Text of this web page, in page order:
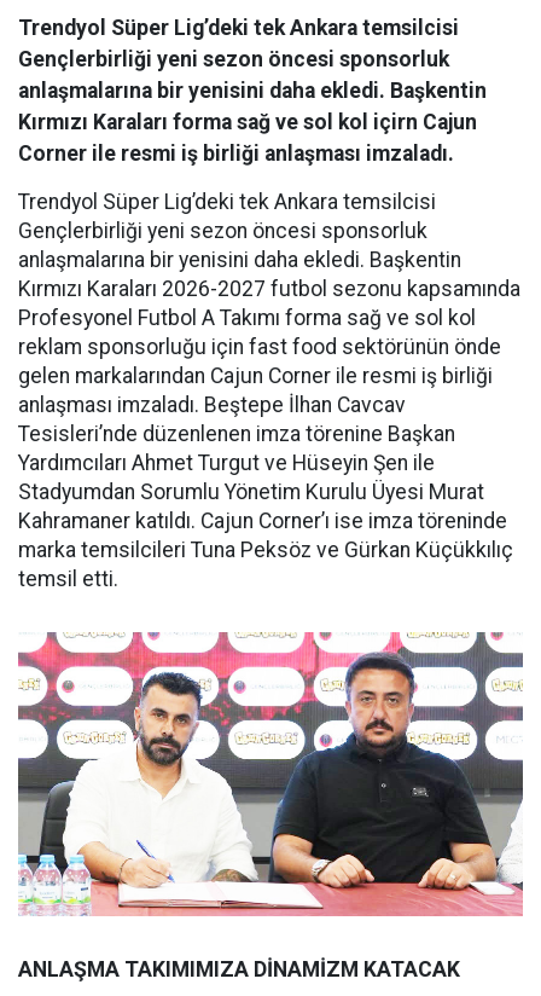
Trendyol Süper Lig’deki tek Ankara temsilcisi
Gençlerbirliği yeni sezon öncesi sponsorluk
anlaşmalarına bir yenisini daha ekledi. Başkentin
Kırmızı Karaları forma sağ ve sol kol içirn Cajun
Corner ile resmi iş birliği anlaşması imzaladı.
Trendyol Süper Lig’deki tek Ankara temsilcisi
Gençlerbirliği yeni sezon öncesi sponsorluk
anlaşmalarına bir yenisini daha ekledi. Başkentin
Kırmızı Karaları 2026-2027 futbol sezonu kapsamında
Profesyonel Futbol A Takımı forma sağ ve sol kol
reklam sponsorluğu için fast food sektörünün önde
gelen markalarından Cajun Corner ile resmi iş birliği
anlaşması imzaladı. Beştepe İlhan Cavcav
Tesisleri’nde düzenlenen imza törenine Başkan
Yardımcıları Ahmet Turgut ve Hüseyin Şen ile
Stadyumdan Sorumlu Yönetim Kurulu Üyesi Murat
Kahramaner katıldı. Cajun Corner’ı ise imza töreninde
marka temsilcileri Tuna Peksöz ve Gürkan Küçükkılıç
temsil etti.
ANLAŞMA TAKIMIMIZA DİNAMİZM KATACAK